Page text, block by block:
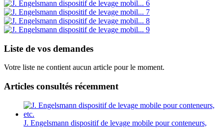
Liste de vos demandes
Votre liste ne contient aucun article pour le moment.
Articles consultés récemment
J. Engelsmann dispositif de levage mobile pour conteneurs,